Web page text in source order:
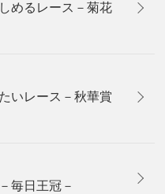
めるレース－菊花
いレース－秋華賞
毎日王冠－